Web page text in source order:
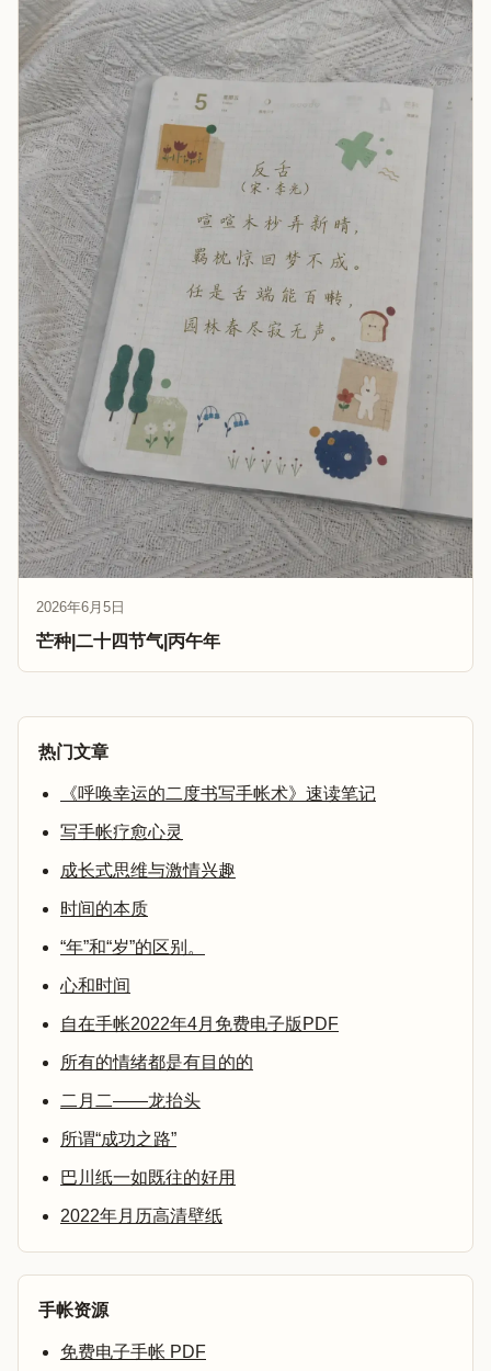
2026年6月5日
芒种|二十四节气|丙午年
热门文章
《呼唤幸运的二度书写手帐术》速读笔记
写手帐疗愈心灵
成长式思维与激情兴趣
时间的本质
“年”和“岁”的区别。
心和时间
自在手帐2022年4月免费电子版PDF
所有的情绪都是有目的的
二月二——龙抬头
所谓“成功之路”
巴川纸一如既往的好用
2022年月历高清壁纸
手帐资源
免费电子手帐 PDF